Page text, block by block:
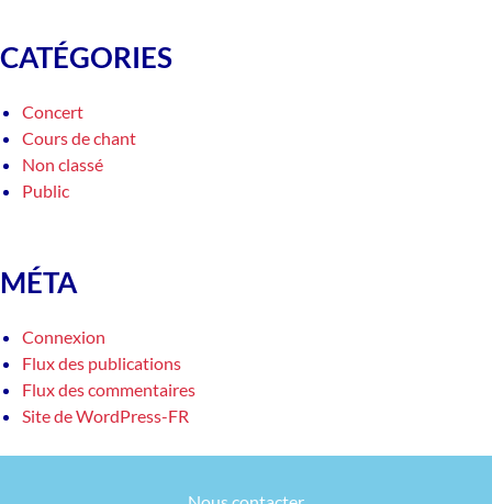
CATÉGORIES
Concert
Cours de chant
Non classé
Public
MÉTA
Connexion
Flux des publications
Flux des commentaires
Site de WordPress-FR